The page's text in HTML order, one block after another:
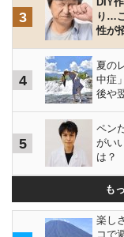
3
り…
性が
4
夏の
中症
後や
5
ペン
がい
は？
も
楽し
コで